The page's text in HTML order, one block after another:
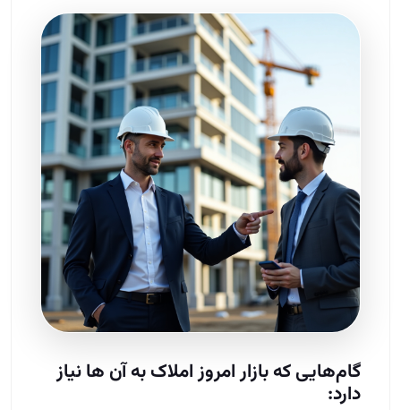
گام‌هایی که بازار امروز املاک به آن‌ ها نیاز
دارد: